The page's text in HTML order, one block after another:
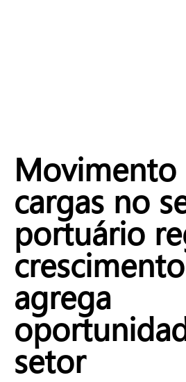
Movimento
cargas no
portuário
agrega
setor